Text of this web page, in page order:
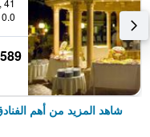
0.0 كيلومتر عن وسط المدينة
589 ﷼
شاهد المزيد من أهم